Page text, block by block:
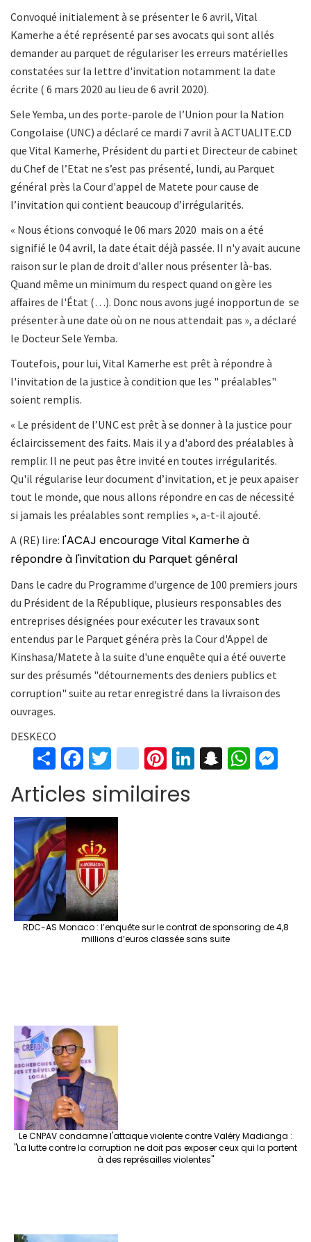
Convoqué initialement à se présenter le 6 avril, Vital
Kamerhe a été représenté par ses avocats qui sont allés
demander au parquet de régulariser les erreurs matérielles
constatées sur la lettre d'invitation notamment la date
écrite ( 6 mars 2020 au lieu de 6 avril 2020).
Sele Yemba, un des porte-parole de l’Union pour la Nation
Congolaise (UNC) a déclaré ce mardi 7 avril à ACTUALITE.CD
que Vital Kamerhe, Président du parti et Directeur de cabinet
du Chef de l’Etat ne s’est pas présenté, lundi, au Parquet
général près la Cour d'appel de Matete pour cause de
l’invitation qui contient beaucoup d’irrégularités.
« Nous étions convoqué le 06 mars 2020 mais on a été
signifié le 04 avril, la date était déjà passée. II n'y avait aucune
raison sur le plan de droit d'aller nous présenter là-bas.
Quand même un minimum du respect quand on gère les
affaires de l'État (…). Donc nous avons jugé inopportun de se
présenter à une date où on ne nous attendait pas », a déclaré
le Docteur Sele Yemba.
Toutefois, pour lui, Vital Kamerhe est prêt à répondre à
l'invitation de la justice à condition que les " préalables"
soient remplis.
« Le président de l’UNC est prêt à se donner à la justice pour
éclaircissement des faits. Mais il y a d'abord des préalables à
remplir. Il ne peut pas être invité en toutes irrégularités.
Qu'il régularise leur document d’invitation, et je peux apaiser
tout le monde, que nous allons répondre en cas de nécessité
si jamais les préalables sont remplies », a-t-il ajouté.
A (RE) lire: l'ACAJ encourage Vital Kamerhe à
répondre à l'invitation du Parquet général
Dans le cadre du Programme d'urgence de 100 premiers jours
du Président de la République, plusieurs responsables des
entreprises désignées pour exécuter les travaux sont
entendus par le Parquet généra près la Cour d'Appel de
Kinshasa/Matete à la suite d'une enquête qui a été ouverte
sur des présumés "détournements des deniers publics et
corruption" suite au retar enregistré dans la livraison des
ouvrages.
DESKECO
S
h
ar
e
Fa
ce
b
o
o
k
T
wi
tt
er
in
st
ag
Pi
er
Li S W
Articles similaires
RDC-AS Monaco : l’enquête sur le contrat de sponsoring de 4,8
millions d’euros classée sans suite
Le CNPAV condamne l'attaque violente contre Valéry Madianga :
"La lutte contre la corruption ne doit pas exposer ceux qui la portent
à des représailles violentes"